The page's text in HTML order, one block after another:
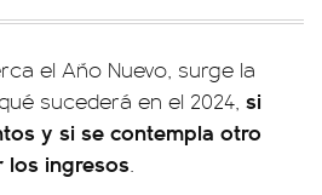
el Año Nuevo, surge la
sucederá en el 2024, si
y si se contempla otro
ingresos.